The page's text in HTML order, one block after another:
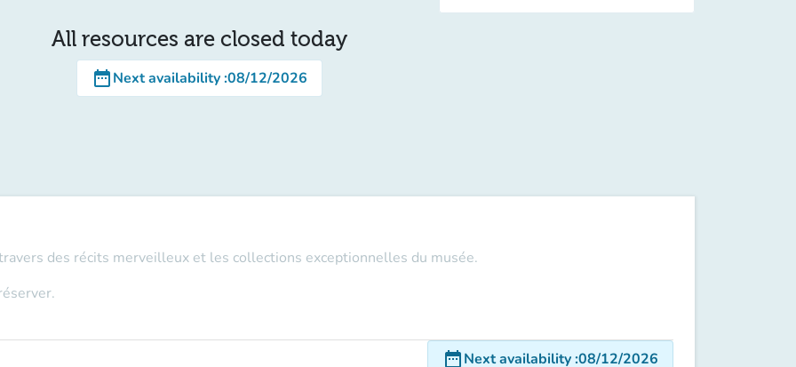
All resources are closed today
date_rangeNext availability:08/12/2026
des récits merveilleux et les collections exceptionnelles du musée.
date_rangeNext availability:08/12/2026